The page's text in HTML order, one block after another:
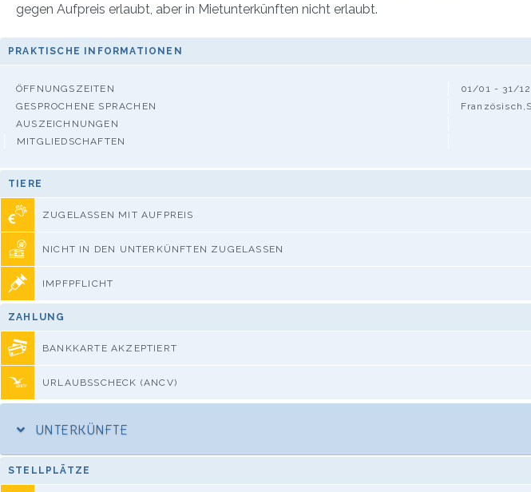
gegen Aufpreis erlaubt, aber in Mietunterkünften nicht erlaubt.
PRAKTISCHE INFORMATIONEN
ÖFFNUNGSZEITEN
01/01 - 31/12
GESPROCHENE SPRACHEN
AUSZEICHNUNGEN
MITGLIEDSCHAFTEN
TIERE
ZUGELASSEN MIT AUFPREIS
NICHT IN DEN UNTERKÜNFTEN ZUGELASSEN
IMPFPFLICHT
ZAHLUNG
BANKKARTE AKZEPTIERT
URLAUBSSCHECK (ANCV)
UNTERKÜNFTE
STELLPLÄTZE